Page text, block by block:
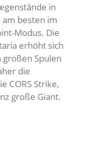
in
besten im
Modus. Die
erhöht sich
Spulen
die
CORS Strike,
große Giant.